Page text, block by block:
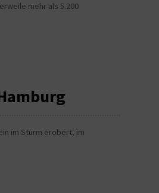
mehr als 5.200
im Sturm erobert, im